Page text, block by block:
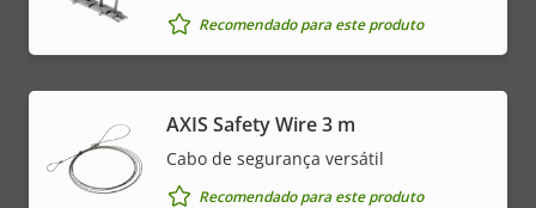
Recomendado para este produto
AXIS Safety Wire 3 m
Cabo de segurança versátil
Recomendado para este produto